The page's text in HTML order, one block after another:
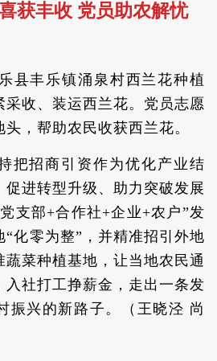
获丰收 党员助农解忧
县丰乐镇涌泉村西兰花种植
收、装运西兰花。党员志愿
，帮助农民收获西兰花。
把招商引资作为优化产业结
进转型升级、助力突破发展
支部+合作社+企业+农户”发
“化零为整”，并精准招引外地
菜种植基地，让当地农民通
入社打工挣薪金，走出一条发
振兴的新路子。（王晓泾 尚